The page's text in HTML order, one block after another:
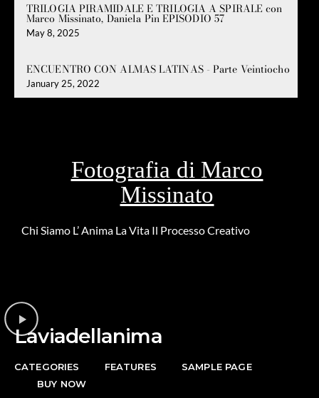
TRILOGIA PIRAMIDALE E TRILOGIA A SPIRALE con
Marco Missinato, Daniela Pin EPISODIO 57
May 8, 2025
ENCUENTRO CON ALMAS LATINAS - Parte Veintiocho
January 25, 2022
Fotografia di Marco
Missinato
Chi Siamo L’ Anima La Vita Il Processo Creativo
Laviadellanima
CATEGORIES FEATURES
SAMPLE PAGE
BUY NOW